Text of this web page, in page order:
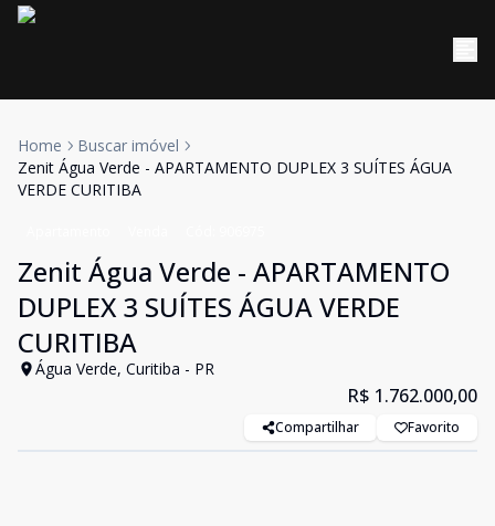
Home
Buscar imóvel
Zenit Água Verde - APARTAMENTO DUPLEX 3 SUÍTES ÁGUA
VERDE CURITIBA
Zenit Água Verde - APARTAMENTO
DUPLEX 3 SUÍTES ÁGUA VERDE
CURITIBA
Água Verde, Curitiba - PR
R$ 1.762.000,00
Compartilhar Favorito